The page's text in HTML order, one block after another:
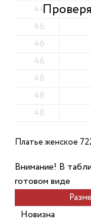
44
46
46
46
48
48
48
Платье женское
Внимание! В
готовом виде
Новизна